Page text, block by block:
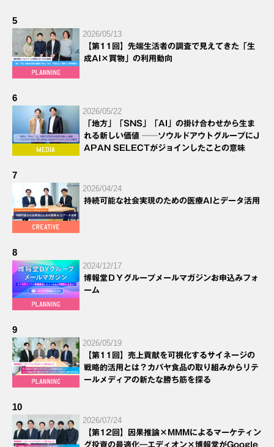
5
2026/05/13
【第11回】先端生活者の調査で見えてきた「生
成AI×買物」の利用動向
6
2026/05/22
「地方」「SNS」「AI」の掛け合わせから生ま
れる新しい価値 ──ソウルドアウトグループにJ
APAN SELECTがジョインしたことの意味
7
2026/04/24
持続可能な社会実現のための医療AIとデータ活用
8
2024/12/17
博報堂ＤＹグループメールマガジンお申込みフォ
ーム
9
2026/05/19
【第11回】売上貢献を可視化するサイネージの
戦略的活用とは？カバヤ食品の取り組みからリテ
ールメディアの新たな勝ち筋を探る
10
2026/07/24
【第12回】因果推論×MMMによるマーケティン
グ投資の最適化―エディオン×博報堂がGoogle